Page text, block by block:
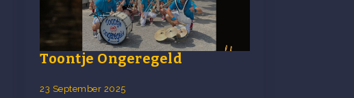
Toontje Ongeregeld
23 September 2025